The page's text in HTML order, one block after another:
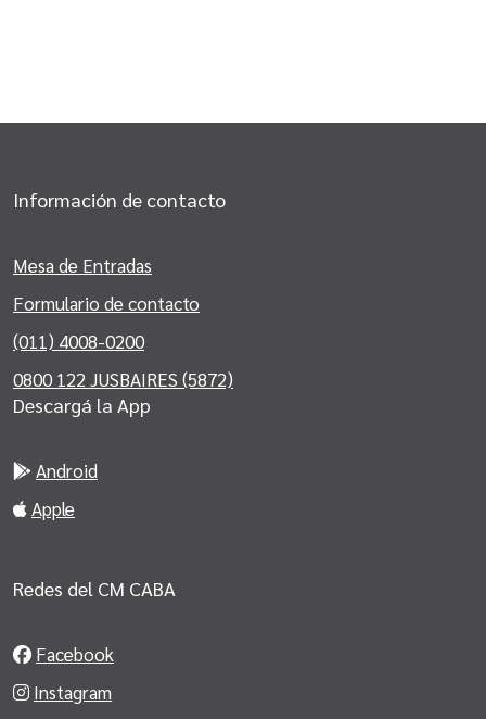
Información de contacto
Mesa de Entradas
Formulario de contacto
(011) 4008-0200
0800 122 JUSBAIRES (5872)
Descargá la App
Android
Apple
Redes del CM CABA
Facebook
Instagram